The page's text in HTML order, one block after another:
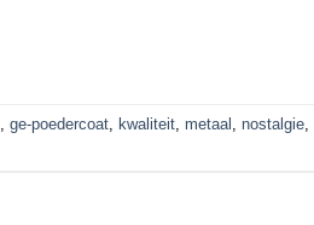
, ge-poedercoat, kwaliteit, metaal , nostalgie,